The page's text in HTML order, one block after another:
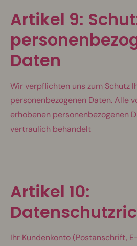
Artikel 9:
Daten
Wir verpflichten uns zum Schutz
personenbezogenen Daten. Alle
erhobenen personenbezogenen
vertraulich behandelt
Artikel 10:
Ihr Kundenkonto (Postanschrift,